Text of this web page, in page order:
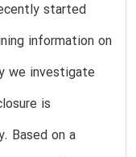
started
information on
we investigate
is
Based on a